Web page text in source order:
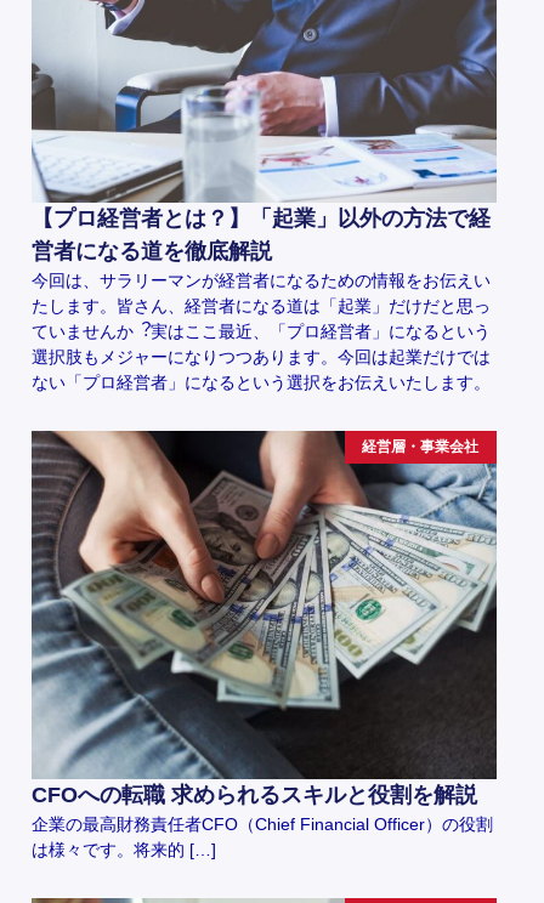
【プロ経営者とは？】「起業」以外の方法で経
営者になる道を徹底解説
今回は、サラリーマンが経営者になるための情報をお伝えい
たします。皆さん、経営者になる道は「起業」だけだと思っ
ていませんか︖実はここ最近、「プロ経営者」になるという
選択肢もメジャーになりつつあります。今回は起業だけでは
ない「プロ経営者」になるという選択をお伝えいたします。
経営層・事業会社
CFOへの転職 求められるスキルと役割を解説
企業の最高財務責任者CFO（Chief Financial Officer）の役割
は様々です。将来的 […]